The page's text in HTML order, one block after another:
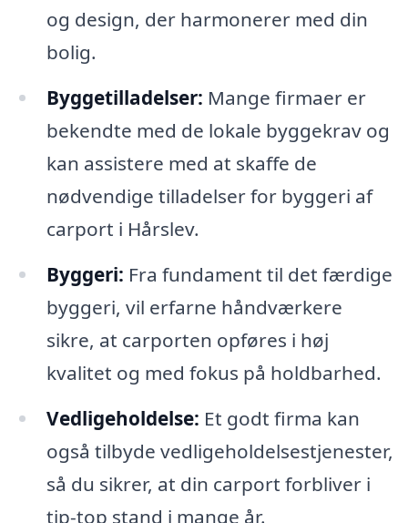
og design, der harmonerer med din
bolig.
Byggetilladelser: Mange firmaer er
bekendte med de lokale byggekrav og
kan assistere med at skaffe de
nødvendige tilladelser for byggeri af
carport i Hårslev.
Byggeri: Fra fundament til det færdige
byggeri, vil erfarne håndværkere
sikre, at carporten opføres i høj
kvalitet og med fokus på holdbarhed.
Vedligeholdelse: Et godt firma kan
også tilbyde vedligeholdelsestjenester,
så du sikrer, at din carport forbliver i
tip-top stand i mange år.